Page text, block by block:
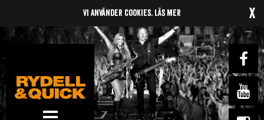
Vi använder cookies. Läs mer x